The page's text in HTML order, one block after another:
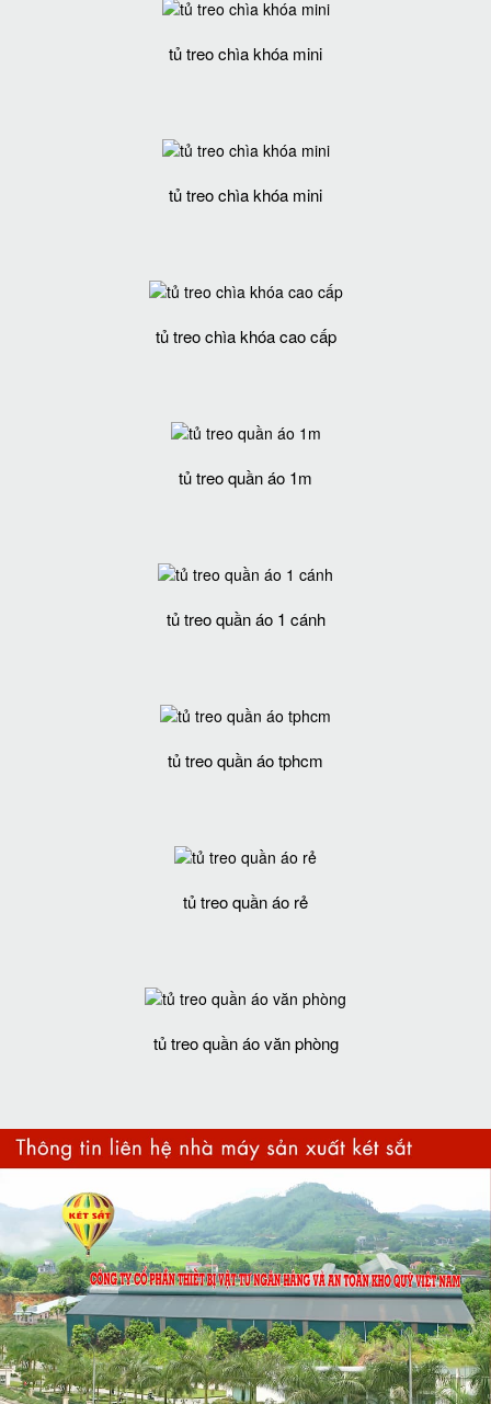
tủ treo chìa khóa mini
tủ treo chìa khóa mini
tủ treo chìa khóa cao cấp
tủ treo quần áo 1m
tủ treo quần áo 1 cánh
tủ treo quần áo tphcm
tủ treo quần áo rẻ
tủ treo quần áo văn phòng